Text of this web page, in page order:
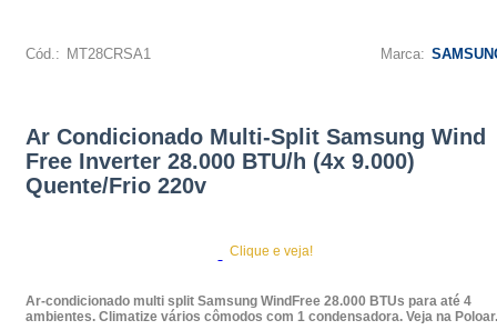
Cód.: MT28CRSA1 Marca:
Ar Condicionado Multi-Split Samsung Wind
Free Inverter 28.000 BTU/h (4x 9.000)
Quente/Frio 220v
Clique e veja!
Ar-condicionado multi split Samsung WindFree 28.000 BTUs para até 4
ambientes. Climatize vários cômodos com 1 condensadora. Veja na Poloar.